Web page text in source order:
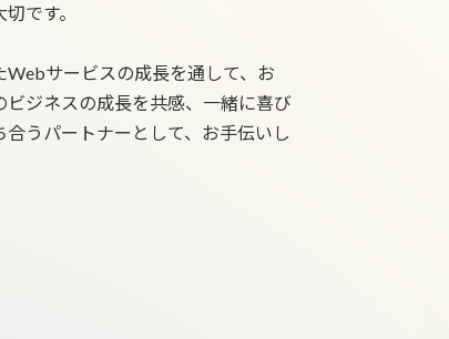
です。
Webサービスの成長を通して、お
ビジネスの成長を共感、一緒に喜び
合うパートナーとして、お手伝いし